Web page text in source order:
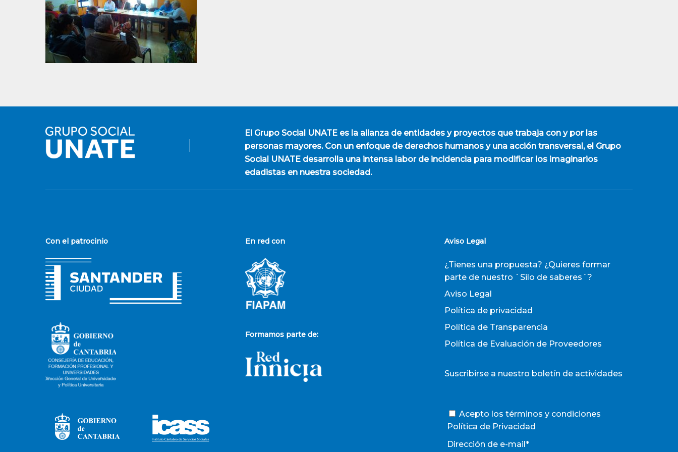
El Grupo Social UNATEes la alianza de entidades y proyectos que trabaja con y por las
personas mayores. Con un enfoque de derechos humanos y una acción transversal, el Grupo
Social UNATE desarrolla una intensa labor de incidencia para modificar los imaginarios
edadistas en nuestra sociedad.
Con el patrocinio En red con
Formamos parte de:
Aviso Legal
¿Tienes una propuesta? ¿Quieres formar
parte de nuestro `Silo de saberes´?
Aviso Legal
Política de privacidad
Política de Transparencia
Política de Evaluación de Proveedores
Suscribirse a nuestro boletín de actividades
Acepto los términos y condiciones
Política de Privacidad
Dirección de e-mail*